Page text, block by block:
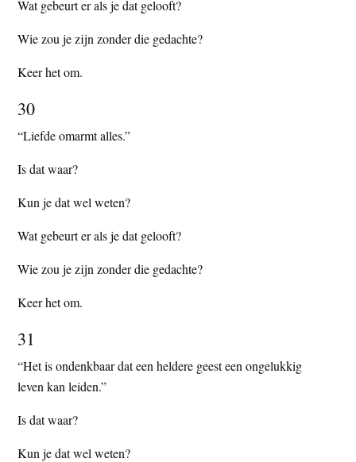
Wat gebeurt er als je dat gelooft?
Wie zou je zijn zonder die gedachte?
Keer het om.
30
“Liefde omarmt alles.”
Is dat waar?
Kun je dat wel weten?
Wat gebeurt er als je dat gelooft?
Wie zou je zijn zonder die gedachte?
Keer het om.
31
“Het is ondenkbaar dat een heldere geest een ongelukkig
leven kan leiden.”
Is dat waar?
Kun je dat wel weten?